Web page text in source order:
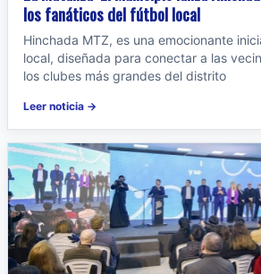
los fanáticos del fútbol local
Hinchada MTZ, es una emocionante
local, diseñada para conectar a las
los clubes más grandes del distrito
Leer noticia →